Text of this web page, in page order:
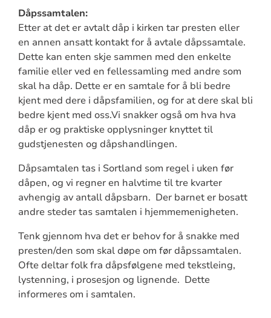
Dåpssamtalen:
Etter at det er avtalt dåp i kirken tar presten eller
en annen ansatt kontakt for å avtale dåpssamtale.
Dette kan enten skje sammen med den enkelte
familie eller ved en fellessamling med andre som
skal ha dåp. Dette er en samtale for å bli bedre
kjent med dere i dåpsfamilien, og for at dere skal bli
bedre kjent med oss.Vi snakker også om hva hva
dåp er og praktiske opplysninger knyttet til
gudstjenesten og dåpshandlingen.
Dåpsamtalen tas i Sortland som regel i uken før
dåpen, og vi regner en halvtime til tre kvarter
avhengig av antall dåpsbarn. Der barnet er bosatt
andre steder tas samtalen i hjemmemenigheten.
Tenk gjennom hva det er behov for å snakke med
presten/den som skal døpe om før dåpssamtalen.
Ofte deltar folk fra dåpsfølgene med tekstleing,
lystenning, i prosesjon og lignende. Dette
informeres om i samtalen.